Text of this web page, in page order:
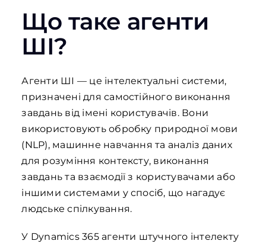
Що таке агенти
ШІ?
Агенти ШІ — це інтелектуальні системи,
призначені для самостійного виконання
завдань від імені користувачів. Вони
використовують обробку природної мови
(NLP), машинне навчання та аналіз даних
для розуміння контексту, виконання
завдань та взаємодії з користувачами або
іншими системами у спосіб, що нагадує
людське спілкування.
У Dynamics 365 агенти штучного інтелекту